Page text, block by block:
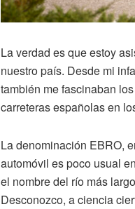
La verdad es que estoy
nuestro país. Desde mi
también me fascinaban
carreteras españolas en
La denominación EBRO,
automóvil es poco usual
el nombre del río más
Desconozco, a ciencia